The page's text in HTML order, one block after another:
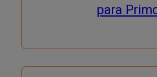
para